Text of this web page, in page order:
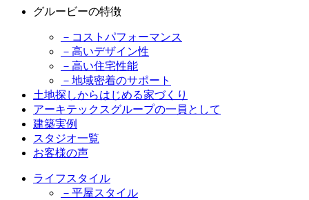
グルービーの特徴
－コストパフォーマンス
－高いデザイン性
－高い住宅性能
－地域密着のサポート
土地探しからはじめる家づくり
アーキテックスグループの一員として
建築実例
スタジオ一覧
お客様の声
ライフスタイル
－平屋スタイル